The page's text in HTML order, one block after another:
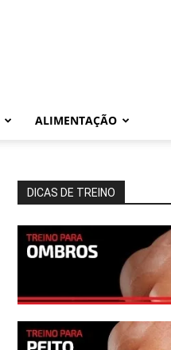
ALIMENTAÇÃO
DICAS DE TREINO